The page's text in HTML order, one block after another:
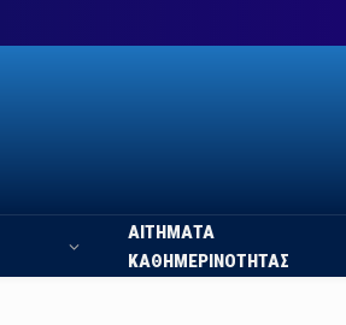
ΑΙΤΗΜΑΤΑ
ΚΑΘΗΜΕΡΙΝΟΤΗΤΑΣ